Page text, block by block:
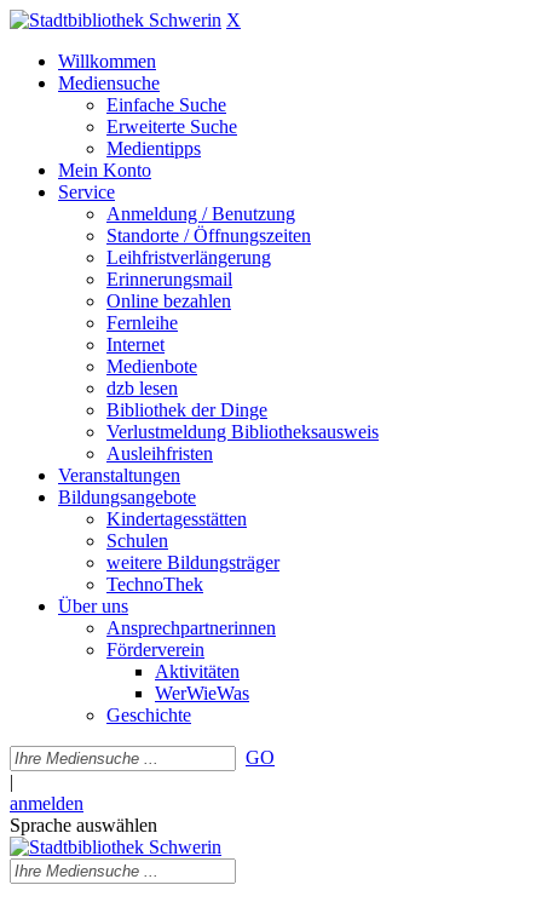
X
Willkommen
Mediensuche
Einfache Suche
Erweiterte Suche
Medientipps
Mein Konto
Service
Anmeldung / Benutzung
Standorte / Öffnungszeiten
Leihfristverlängerung
Erinnerungsmail
Online bezahlen
Fernleihe
Internet
Medienbote
dzb lesen
Bibliothek der Dinge
Verlustmeldung Bibliotheksausweis
Ausleihfristen
Veranstaltungen
Bildungsangebote
Kindertagesstätten
Schulen
weitere Bildungsträger
TechnoThek
Über uns
Ansprechpartnerinnen
Förderverein
Aktivitäten
WerWieWas
Geschichte
GO
|
anmelden
Sprache auswählen